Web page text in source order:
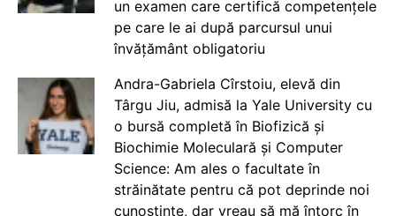
un examen care certifică competențele
pe care le ai după parcursul unui
învățământ obligatoriu
Andra-Gabriela Cîrstoiu, elevă din
Târgu Jiu, admisă la Yale University cu
o bursă completă în Biofizică și
Biochimie Moleculară și Computer
Science: Am ales o facultate în
străinătate pentru că pot deprinde noi
cunoștințe, dar vreau să mă întorc în